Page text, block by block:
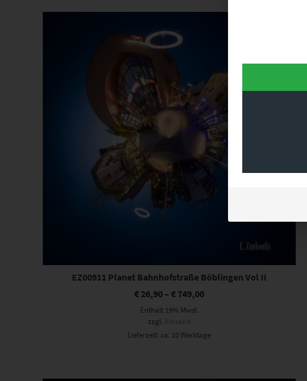
Dieses Produkt weist mehrere Varianten auf. Die Optionen können auf der Produktseite gewählt werden
EZ00911 Planet Bahnhofstraße Böblingen Vol II
€ 26,90 –€ 749,00
Enthält 19% Mwst.
zzgl.Versand
Lieferzeit: ca. 10 Werktage
Dieses Produkt weist mehrere Varianten auf. Die Optionen können auf der Produktseite gewählt werden